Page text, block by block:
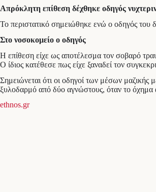
Απρόκλητη επίθεση δέχθηκε οδηγός
Το περιστατικό σημειώθηκε ενώ ο οδηγός του
Στο νοσοκομείο ο οδηγός
Η επίθεση είχε ως αποτέλεσμα τον σοβαρό
Ο ίδιος κατέθεσε πως είχε ξαναδεί τον
Σημειώνεται ότι οι οδηγοί των μέσων μαζικής
ξυλοδαρμό από δύο αγνώστους, όταν το όχημα
ethnos.gr